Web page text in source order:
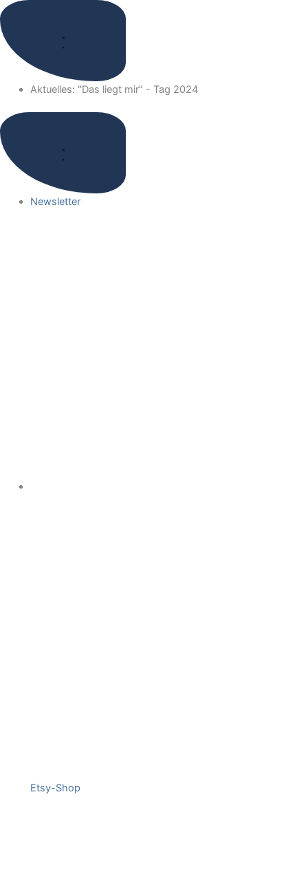
Zum
Inhalt
springen
Aktuelles: "Das liegt mir" - Tag 2024
Newsletter
Etsy-Shop